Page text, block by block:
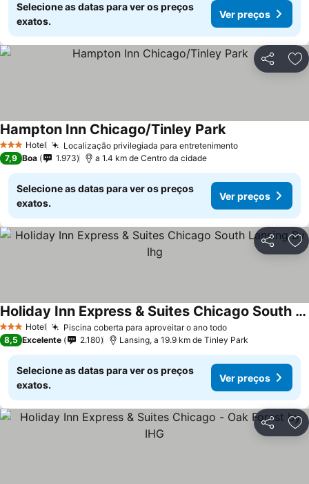
Selecione as datas para ver os preços
exatos.
Ver preços
Partilhar
3 EstrelasHotel Localização privilegiada para entretenimento
Hampton Inn Chicago/Tinley Park
7,9 Boa 1.973 a 1.4 km de Centro da cidade
Selecione as datas para ver os preços
exatos.
Ver preços
Partilhar
3 EstrelasHotel Piscina coberta para aproveitar o ano todo
Holiday Inn Express & Suites Chicago South Lansing By Ihg
8,5 Excelente 2.180 Lansing, a 19.9 km de Tinley Park
Selecione as datas para ver os preços
exatos.
Ver preços
Partilhar